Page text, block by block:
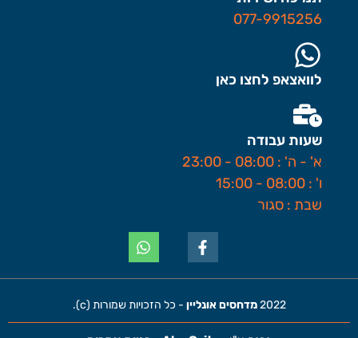
077-9915256
לוואצאפ לחצו כאן
שעות עבודה
א' - ה' : 08:00 - 23:00
ו' : 08:00 - 15:00
שבת : סגור
2022 מדחסים אונליין - כל הזכויות שמורות (c).